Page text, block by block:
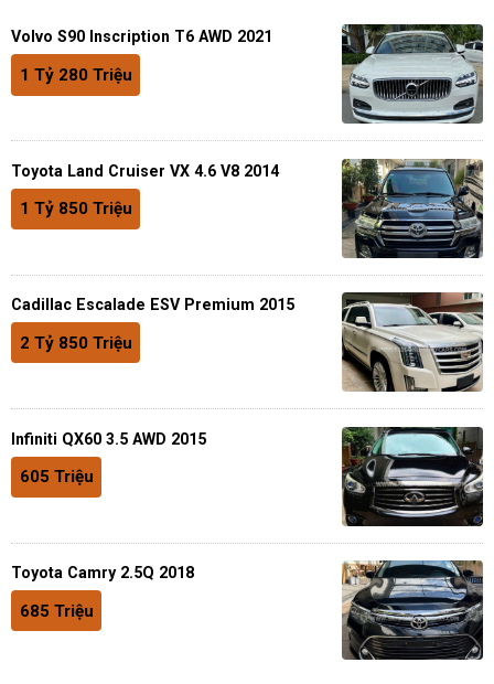
Volvo S90 Inscription T6 AWD 2021
1 Tỷ 280 Triệu
Toyota Land Cruiser VX 4.6 V8 2014
1 Tỷ 850 Triệu
Cadillac Escalade ESV Premium 2015
2 Tỷ 850 Triệu
Infiniti QX60 3.5 AWD 2015
605 Triệu
Toyota Camry 2.5Q 2018
685 Triệu